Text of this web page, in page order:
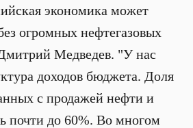
экономика может
огромных нефтегазовых
Медведев. "У нас
доходов бюджета. Доля
с продажей нефти и
почти до 60%. Во многом